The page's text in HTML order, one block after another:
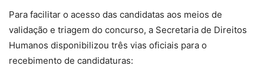
Para facilitar o acesso das candidatas aos meios de
validação e triagem do concurso, a Secretaria de Direitos
Humanos disponibilizou três vias oficiais para o
recebimento de candidaturas: